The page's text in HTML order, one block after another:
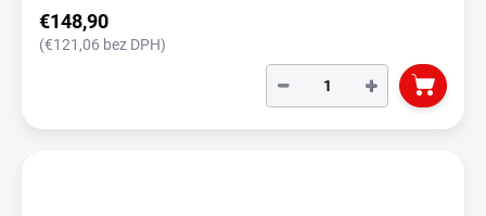
€148,90
(€121,06 bez DPH)
+
−